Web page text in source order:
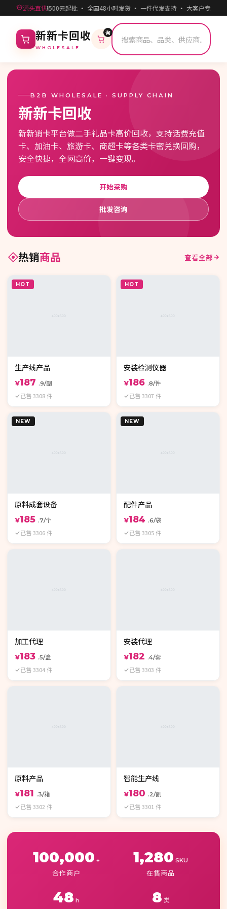
源头直供满500元起批 · 全国48小时发货 · 一件代发支持 · 大客户专属折
新新卡回收
WHOLESALE
询
B2B WHOLESALE · SUPPLY CHAIN
新新卡回收
新新销卡平台做二手礼品卡高价回收，支持话费充值
卡、加油卡、旅游卡、商超卡等各类卡密兑换回购，
安全快捷，全网高价，一键变现。
开始采购
批发咨询
热销商品 查看全部
HOT
生产线产品
¥187 .9/副
已售 3308 件
HOT
安装检测仪器
¥186 .8/件
已售 3307 件
NEW
原料成套设备
¥185 .7/个
已售 3306 件
NEW
配件产品
¥184 .6/袋
已售 3305 件
加工代理
¥183 .5/盒
已售 3304 件
安装代理
¥182 .4/套
已售 3303 件
原料产品
¥181 .3/箱
已售 3302 件
智能生产线
¥180 .2/副
已售 3301 件
100,000 +
合作商户
1,280 SKU
在售商品
48 h 8 类